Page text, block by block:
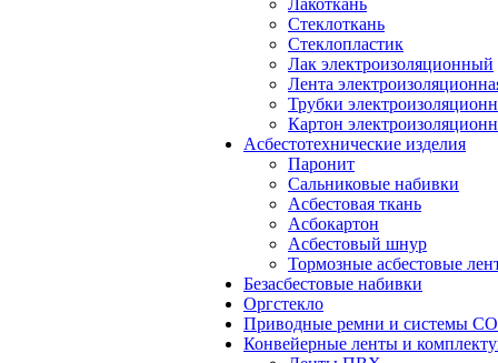
Лакоткань
Стеклоткань
Стеклопластик
Лак электроизоляционный
Лента
Трубки
Картон
Асбестотехнические изделия
Паронит
Сальниковые набивки
Асбестовая ткань
Асбокартон
Асбестовый шнур
Тормозные асбестовые
Безасбестовые набивки
Оргстекло
Приводные ремни и системы
Конвейерные ленты и